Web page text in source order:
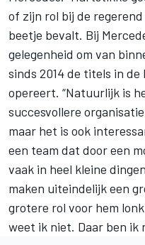
of zijn rol bij de
beetje bevalt. Bij
gelegenheid om van
sinds 2014 de titels in de
opereert. “Natuurlijk is
succesvollere
maar het is ook
een team dat door een
vaak in heel kleine
maken uiteindelijk een
grotere rol voor hem
weet ik niet. Daar ben ik